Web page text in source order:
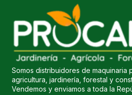
Somos distribuidores de maquinaria
agricultura, jardinería, forestal y
Vendemos y enviamos a toda la